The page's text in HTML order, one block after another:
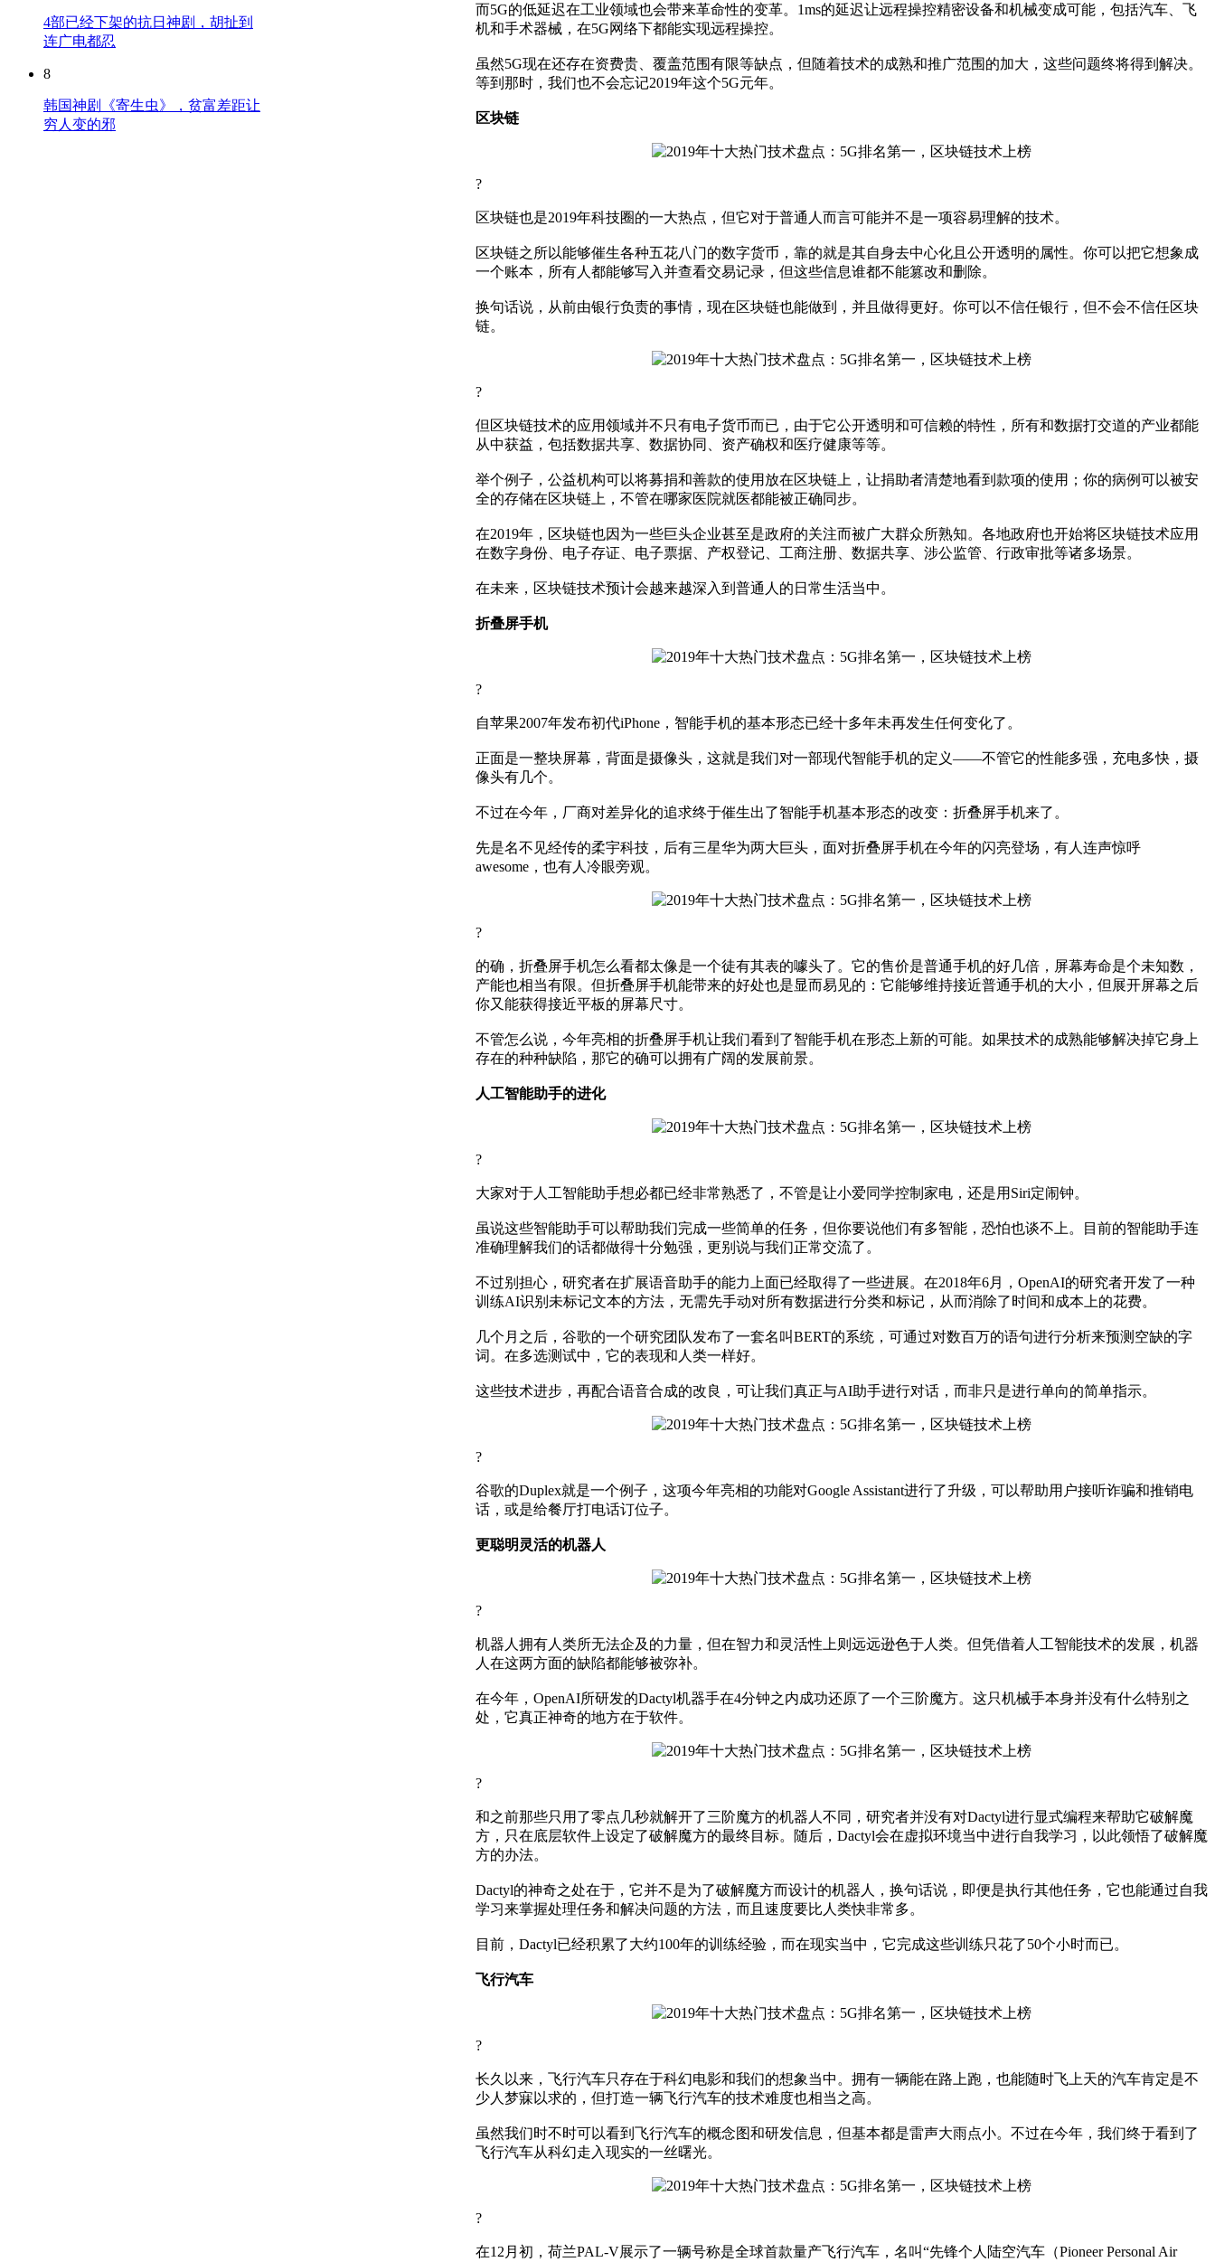
而5G的低延迟在工业领域也会带来革命性的变革。1ms的延迟让远程操控精密设备和机械变成可能，包括汽车、飞
机和手术器械，在5G网络下都能实现远程操控。
虽然5G现在还存在资费贵、覆盖范围有限等缺点，但随着技术的成熟和推广范围的加大，这些问题终将得到解决。
等到那时，我们也不会忘记2019年这个5G元年。
区块链
?
区块链也是2019年科技圈的一大热点，但它对于普通人而言可能并不是一项容易理解的技术。
区块链之所以能够催生各种五花八门的数字货币，靠的就是其自身去中心化且公开透明的属性。你可以把它想象成
一个账本，所有人都能够写入并查看交易记录，但这些信息谁都不能篡改和删除。
换句话说，从前由银行负责的事情，现在区块链也能做到，并且做得更好。你可以不信任银行，但不会不信任区块
链。
?
但区块链技术的应用领域并不只有电子货币而已，由于它公开透明和可信赖的特性，所有和数据打交道的产业都能
从中获益，包括数据共享、数据协同、资产确权和医疗健康等等。
举个例子，公益机构可以将募捐和善款的使用放在区块链上，让捐助者清楚地看到款项的使用；你的病例可以被安
全的存储在区块链上，不管在哪家医院就医都能被正确同步。
在2019年，区块链也因为一些巨头企业甚至是政府的关注而被广大群众所熟知。各地政府也开始将区块链技术应用
在数字身份、电子存证、电子票据、产权登记、工商注册、数据共享、涉公监管、行政审批等诸多场景。
在未来，区块链技术预计会越来越深入到普通人的日常生活当中。
折叠屏手机
?
自苹果2007年发布初代iPhone，智能手机的基本形态已经十多年未再发生任何变化了。
正面是一整块屏幕，背面是摄像头，这就是我们对一部现代智能手机的定义——不管它的性能多强，充电多快，摄
像头有几个。
不过在今年，厂商对差异化的追求终于催生出了智能手机基本形态的改变：折叠屏手机来了。
先是名不见经传的柔宇科技，后有三星华为两大巨头，面对折叠屏手机在今年的闪亮登场，有人连声惊呼
awesome，也有人冷眼旁观。
?
的确，折叠屏手机怎么看都太像是一个徒有其表的噱头了。它的售价是普通手机的好几倍，屏幕寿命是个未知数，
产能也相当有限。但折叠屏手机能带来的好处也是显而易见的：它能够维持接近普通手机的大小，但展开屏幕之后
你又能获得接近平板的屏幕尺寸。
不管怎么说，今年亮相的折叠屏手机让我们看到了智能手机在形态上新的可能。如果技术的成熟能够解决掉它身上
存在的种种缺陷，那它的确可以拥有广阔的发展前景。
人工智能助手的进化
?
大家对于人工智能助手想必都已经非常熟悉了，不管是让小爱同学控制家电，还是用Siri定闹钟。
虽说这些智能助手可以帮助我们完成一些简单的任务，但你要说他们有多智能，恐怕也谈不上。目前的智能助手连
准确理解我们的话都做得十分勉强，更别说与我们正常交流了。
不过别担心，研究者在扩展语音助手的能力上面已经取得了一些进展。在2018年6月，OpenAI的研究者开发了一种
训练AI识别未标记文本的方法，无需先手动对所有数据进行分类和标记，从而消除了时间和成本上的花费。
几个月之后，谷歌的一个研究团队发布了一套名叫BERT的系统，可通过对数百万的语句进行分析来预测空缺的字
词。在多选测试中，它的表现和人类一样好。
这些技术进步，再配合语音合成的改良，可让我们真正与AI助手进行对话，而非只是进行单向的简单指示。
?
谷歌的Duplex就是一个例子，这项今年亮相的功能对Google Assistant进行了升级，可以帮助用户接听诈骗和推销电
话，或是给餐厅打电话订位子。
更聪明灵活的机器人
?
机器人拥有人类所无法企及的力量，但在智力和灵活性上则远远逊色于人类。但凭借着人工智能技术的发展，机器
人在这两方面的缺陷都能够被弥补。
在今年，OpenAI所研发的Dactyl机器手在4分钟之内成功还原了一个三阶魔方。这只机械手本身并没有什么特别之
处，它真正神奇的地方在于软件。
?
和之前那些只用了零点几秒就解开了三阶魔方的机器人不同，研究者并没有对Dactyl进行显式编程来帮助它破解魔
方，只在底层软件上设定了破解魔方的最终目标。随后，Dactyl会在虚拟环境当中进行自我学习，以此领悟了破解魔
方的办法。
Dactyl的神奇之处在于，它并不是为了破解魔方而设计的机器人，换句话说，即便是执行其他任务，它也能通过自我
学习来掌握处理任务和解决问题的方法，而且速度要比人类快非常多。
目前，Dactyl已经积累了大约100年的训练经验，而在现实当中，它完成这些训练只花了50个小时而已。
飞行汽车
?
长久以来，飞行汽车只存在于科幻电影和我们的想象当中。拥有一辆能在路上跑，也能随时飞上天的汽车肯定是不
少人梦寐以求的，但打造一辆飞行汽车的技术难度也相当之高。
虽然我们时不时可以看到飞行汽车的概念图和研发信息，但基本都是雷声大雨点小。不过在今年，我们终于看到了
飞行汽车从科幻走入现实的一丝曙光。
?
在12月初，荷兰PAL-V展示了一辆号称是全球首款量产飞行汽车，名叫“先锋个人陆空汽车（Pioneer Personal Air
4部已经下架的抗日神剧，胡扯到
连广电都忍
8
韩国神剧《寄生虫》，贫富差距让
穷人变的邪